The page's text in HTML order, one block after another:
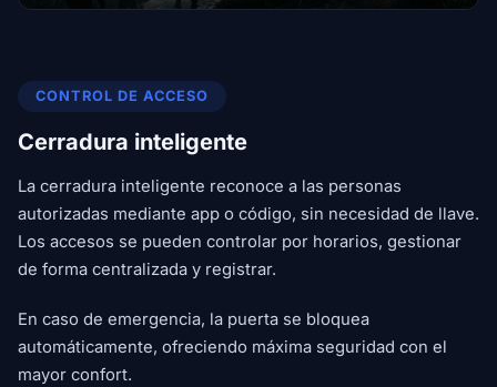
CONTROL DE ACCESO
Cerradura inteligente
La cerradura inteligente reconoce a las personas
autorizadas mediante app o código, sin necesidad de llave.
Los accesos se pueden controlar por horarios, gestionar
de forma centralizada y registrar.
En caso de emergencia, la puerta se bloquea
automáticamente, ofreciendo máxima seguridad con el
mayor confort.